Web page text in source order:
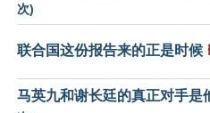
次)
联合国这份报告来的正是时候
马英九和谢长廷的真正对手是